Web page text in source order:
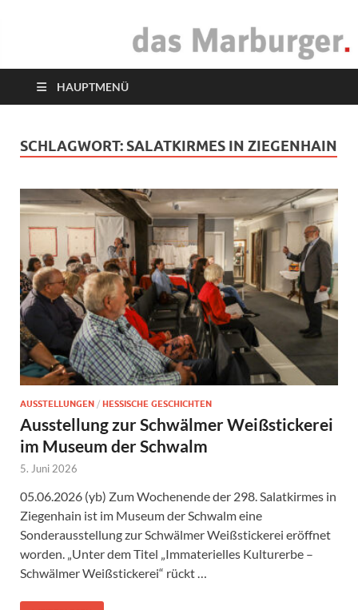
das Marburger.
HAUPTMENÜ
SCHLAGWORT: SALATKIRMES IN ZIEGENHAIN
AUSSTELLUNGEN / HESSISCHE GESCHICHTEN
Ausstellung zur Schwälmer Weißstickerei
im Museum der Schwalm
5. Juni 2026
05.06.2026 (yb) Zum Wochenende der 298. Salatkirmes in
Ziegenhain ist im Museum der Schwalm eine
Sonderausstellung zur Schwälmer Weißstickerei eröffnet
worden. „Unter dem Titel „Immaterielles Kulturerbe –
Schwälmer Weißstickerei“ rückt …